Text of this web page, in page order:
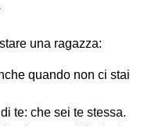
una ragazza:
quando non ci stai
te: che sei te stessa.